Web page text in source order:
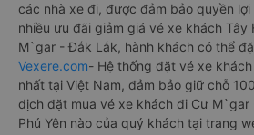
các nhà xe đi, được đảm bảo quyền
nhiều ưu đãi giảm giá vé xe khách Tây
M`gar - Đắk Lắk, hành khách có thể
Vexere.com- Hệ thống đặt vé xe
nhất tại Việt Nam, đảm bảo giữ chỗ
dịch đặt mua vé xe khách đi Cư
Phú Yên nào của quý khách tại trang